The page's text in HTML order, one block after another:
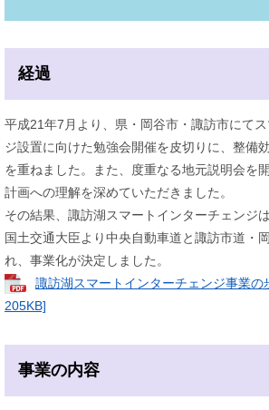
経過
平成21年7月より、県・岡谷市・諏訪市にて
ジ設置に向けた勉強会開催を皮切りに、整備
を重ねました。また、度重なる地元説明会を
計画への理解を深めていただきました。
その結果、諏訪湖スマートインターチェンジ
国土交通大臣より中央自動車道と諏訪市道・
れ、事業化が決定しました。
諏訪湖スマートインターチェンジ事業の
205KB]
事業の内容